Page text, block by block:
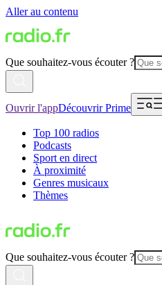
Aller au contenu
Que souhaitez-vous écouter ?
Ouvrir l'appDécouvrir Prime
Top 100 radios
Podcasts
Sport en direct
À proximité
Genres musicaux
Thèmes
Que souhaitez-vous écouter ?